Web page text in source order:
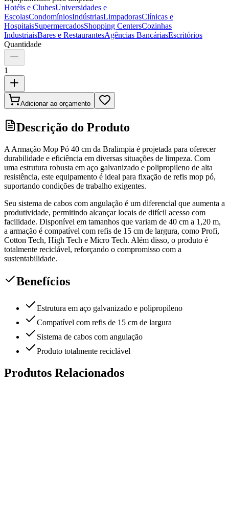
Hotéis e ClubesUniversidades e
EscolasCondomíniosIndústriasLimpadorasClínicas e
HospitaisSupermercadosShopping CentersCozinhas
IndustriaisBares e RestaurantesAgências BancáriasEscritórios
Quantidade
1
Adicionar ao orçamento
Descrição do Produto
A Armação Mop Pó 40 cm da Bralimpia é projetada para oferecer
durabilidade e eficiência em diversas situações de limpeza. Com
uma estrutura robusta em aço galvanizado e polipropileno de alta
resistência, este equipamento é ideal para fixação de refis mop pó,
suportando condições de trabalho exigentes.
Seu sistema de cabos com angulação é um diferencial que aumenta a
produtividade, permitindo alcançar locais de difícil acesso com
facilidade. Disponível em tamanhos que variam de 40 cm a 1,20 m,
a armação é compatível com refis de 15 cm de largura, como Profi,
Cotton Tech, High Tech e Micro Tech. Além disso, o produto é
totalmente reciclável, reforçando o compromisso com a
sustentabilidade.
Benefícios
Estrutura em aço galvanizado e polipropileno
Compatível com refis de 15 cm de largura
Sistema de cabos com angulação
Produto totalmente reciclável
Produtos Relacionados